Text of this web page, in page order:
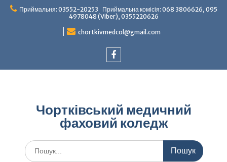
ПерейтиПриймальня: 03552-20253 Приймальна комісія: 068 3806626, 095
4978048 (Viber), 0355220626
chortkivmedcol@gmail.com
Чортківський медичний
фаховий коледж
Шукати: